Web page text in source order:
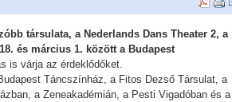
társulata, a Nederlands Dans Theater 2, a
és március 1. között a Budapest
is várja az érdeklődőket.
Táncszínház, a Fitos Dezső Társulat, a
a Zeneakadémián, a Pesti Vigadóban és a